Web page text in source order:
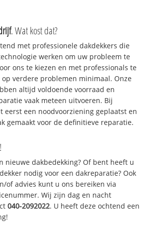
. Wat kost dat?
met professionele dakdekkers die
werken om uw probleem te
ons te kiezen en met professionals te
op verdere problemen minimaal. Onze
altijd voldoende voorraad en
vaak meteen uitvoeren. Bij
eerst een noodvoorziening geplaatst en
gemaakt voor de definitieve reparatie.
nieuwe dakbedekking? Of bent heeft u
nodig voor een dakreparatie? Ook
of advies kunt u ons bereiken via
Wij zijn dag en nacht
040-2092022. U heeft deze ochtend een